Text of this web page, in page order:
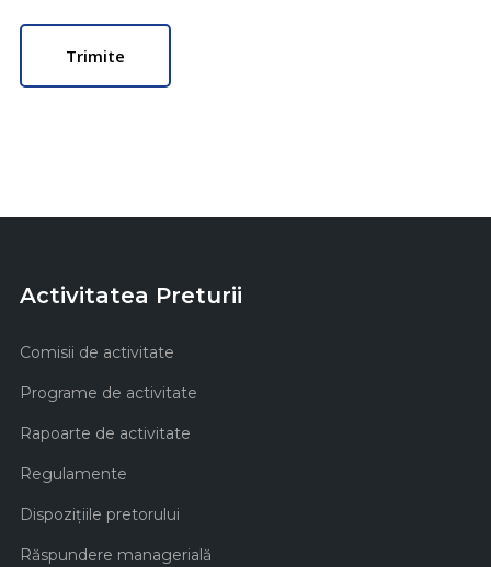
Activitatea Preturii
Comisii de activitate
Programe de activitate
Rapoarte de activitate
Regulamente
Dispozițiile pretorului
Răspundere managerială